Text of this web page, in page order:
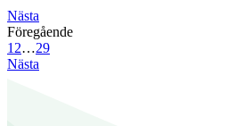
Nästa
Föregående
12…29
Nästa